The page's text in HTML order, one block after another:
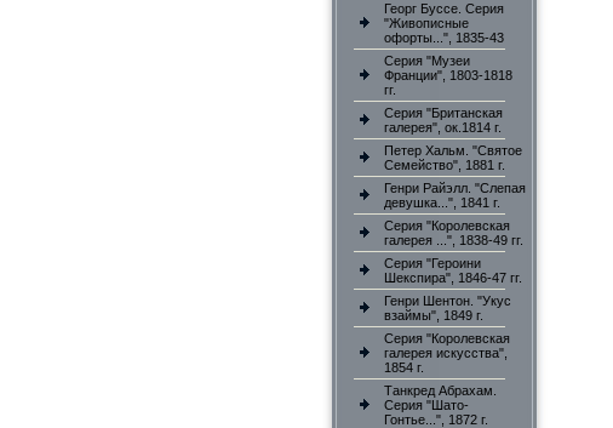
Георг Буссе. Серия
"Живописные
офорты...", 1835-43
Серия "Музеи
Франции", 1803-1818
гг.
Серия "Британская
галерея", ок.1814 г.
Петер Хальм. "Святое
Семейство", 1881 г.
Генри Райэлл. "Слепая
девушка...", 1841 г.
Серия "Королевская
галерея ...", 1838-49 гг.
Серия "Героини
Шекспира", 1846-47 гг.
Генри Шентон. "Укус
взаймы", 1849 г.
Серия "Королевская
галерея искусства",
1854 г.
Танкред Абрахам.
Серия "Шато-
Гонтье...", 1872 г.